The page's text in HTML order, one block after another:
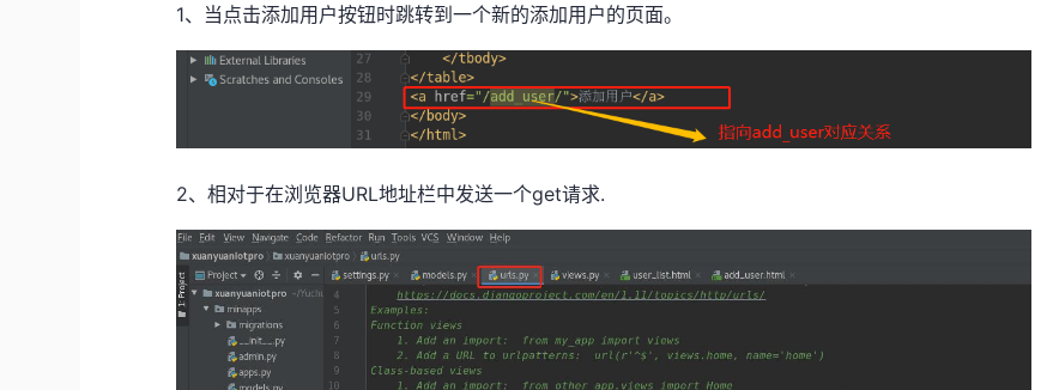
1、当点击添加用户按钮时跳转到一个新的添加用户的页面。
2、相对于在浏览器URL地址栏中发送一个get请求.